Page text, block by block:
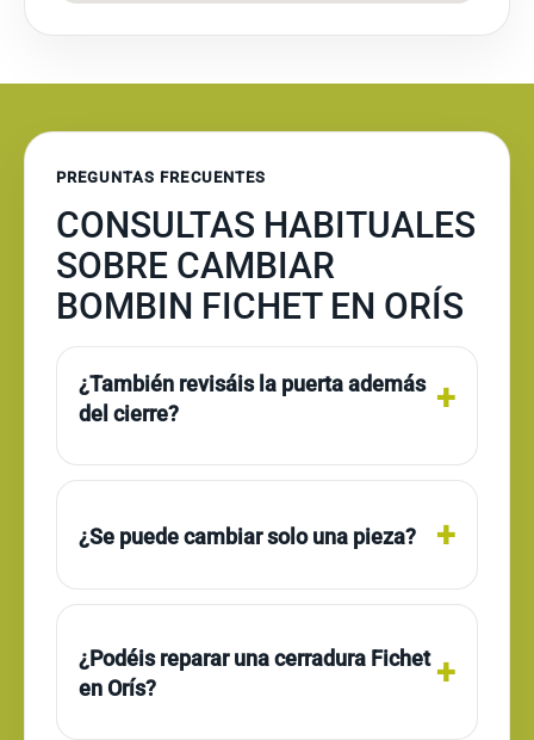
PREGUNTAS FRECUENTES
CONSULTAS HABITUALES
SOBRE CAMBIAR
BOMBIN FICHET EN ORÍS
¿También revisáis la puerta además
del cierre?
¿Se puede cambiar solo una pieza?
¿Podéis reparar una cerradura Fichet
en Orís?